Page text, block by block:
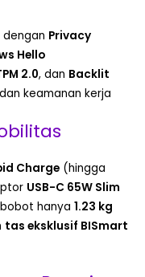
dengan Privacy
Hello
2.0, dan Backlit
keamanan kerja
Charge (hingga
USB-C 65W Slim
hanya1.23 kg
tas eksklusif BISmart